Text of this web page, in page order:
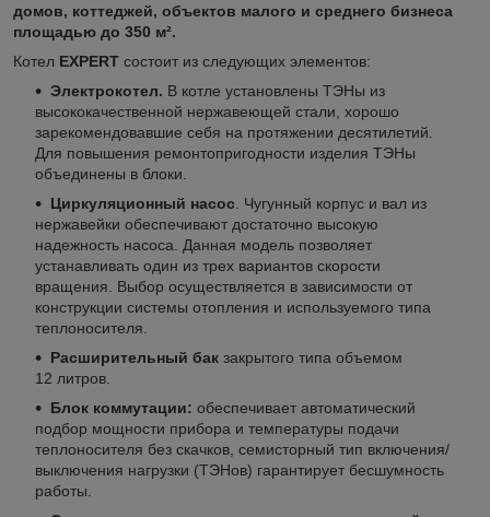
домов, коттеджей, объектов малого и среднего бизнеса
площадью до 350 м².
Котел EXPERT состоит из следующих элементов:
Электрокотел. В котле установлены ТЭНы из
высококачественной нержавеющей стали, хорошо
зарекомендовавшие себя на протяжении десятилетий.
Для повышения ремонтопригодности изделия ТЭНы
объединены в блоки.
Циркуляционный насос . Чугунный корпус и вал из
нержавейки обеспечивают достаточно высокую
надежность насоса. Данная модель позволяет
устанавливать один из трех вариантов скорости
вращения. Выбор осуществляется в зависимости от
конструкции системы отопления и используемого типа
теплоносителя.
Расширительный бак закрытого типа объемом
12 литров.
Блок коммутации: обеспечивает автоматический
подбор мощности прибора и температуры подачи
теплоносителя без скачков, семисторный тип включения/
выключения нагрузки (ТЭНов) гарантирует бесшумность
работы.